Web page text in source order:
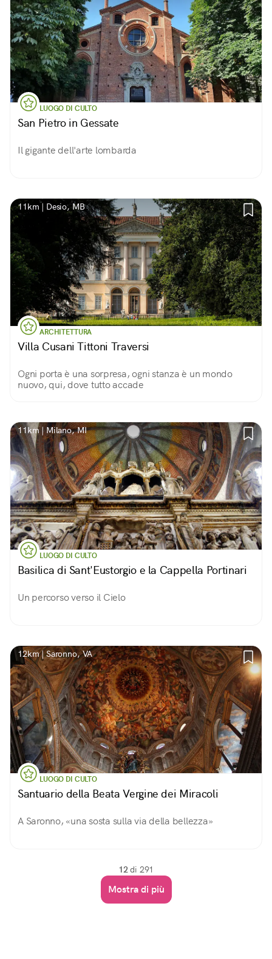
LUOGO DI CULTO
San Pietro in Gessate
Il gigante dell'arte lombarda
11km | Desio, MB
ARCHITETTURA
Villa Cusani Tittoni Traversi
Ogni porta è una sorpresa, ogni stanza è un mondo
nuovo, qui, dove tutto accade
11km | Milano, MI
LUOGO DI CULTO
Basilica di Sant'Eustorgio e la Cappella Portinari
Un percorso verso il Cielo
12km | Saronno, VA
LUOGO DI CULTO
Santuario della Beata Vergine dei Miracoli
A Saronno, «una sosta sulla via della bellezza»
12di 291
Mostra di più